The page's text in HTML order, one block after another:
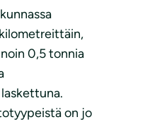
0,5 tonnia
on jo